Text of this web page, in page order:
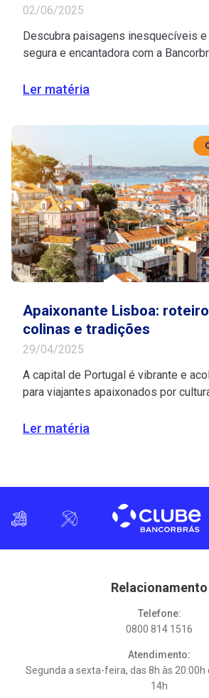
02/06/2025
Descubra paisagens inesquecíveis
segura e encantadora com a
Irlanda com tranquilidade e
deslumbrantes. Fonte de inspiração
Ler matéria
Apaixonante Lisboa:
colinas e tradições
29/04/2025
A capital de Portugal é vibrante e
para viajantes apaixonados por
extensas, repletas de prédios
Ler matéria
Relacionamento
Telefone:
0800 814 1516
Atendimento:
Segunda a sexta-feira, das 8h às 20:00h
14h